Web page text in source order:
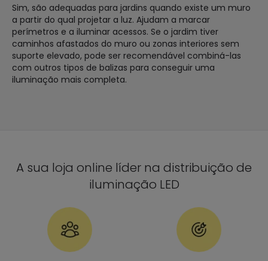
Sim, são adequadas para jardins quando existe um muro
a partir do qual projetar a luz. Ajudam a marcar
perímetros e a iluminar acessos. Se o jardim tiver
caminhos afastados do muro ou zonas interiores sem
suporte elevado, pode ser recomendável combiná-las
com outros tipos de balizas para conseguir uma
iluminação mais completa.
A sua loja online líder na distribuição de
iluminação LED